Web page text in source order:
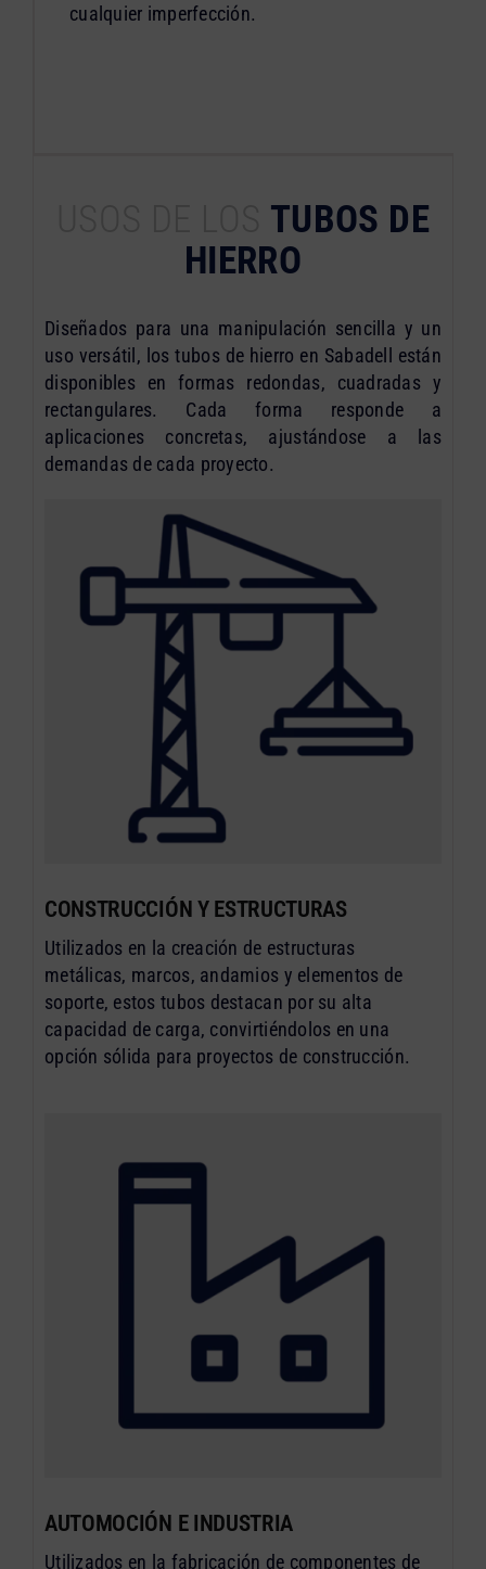
cualquier imperfección.
TUBOS DE
HIERRO
Diseñados para una manipulación sencilla y un
uso versátil, los tubos de hierro en Sabadell están
disponibles en formas redondas, cuadradas y
rectangulares. Cada forma responde a
aplicaciones concretas, ajustándose a las
demandas de cada proyecto.
CONSTRUCCIÓN Y ESTRUCTURAS
Utilizados en la creación de estructuras
metálicas, marcos, andamios y elementos de
soporte, estos tubos destacan por su alta
capacidad de carga, convirtiéndolos en una
opción sólida para proyectos de construcción.
AUTOMOCIÓN E INDUSTRIA
Utilizados en la fabricación de componentes de